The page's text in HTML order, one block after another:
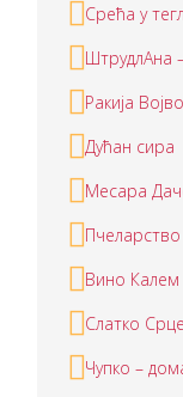
Срећа у
ШтрудлАна
Ракија
Дућан сира
Месара
Вино Калем
Слатко Срце
Чупко –